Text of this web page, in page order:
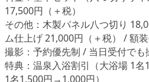
17,500円（＋税）
その他：木製パネル八つ切り
ム仕上げ 21,000円（＋税） / 額
撮影：予約優先制 / 当日受付でも
特典：温泉入浴割引（大浴場 1
1名1,500円→1,000円）